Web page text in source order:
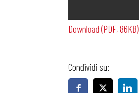
Download (PDF, 86KB)
Condividi su: